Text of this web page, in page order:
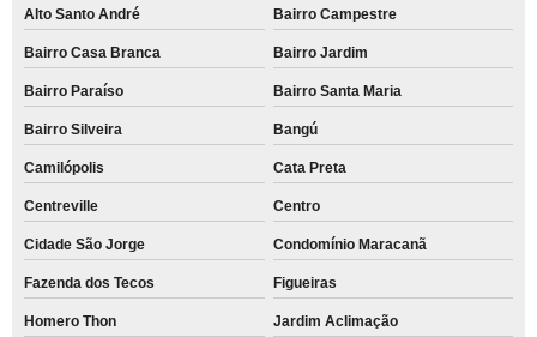
Alto Santo André Bairro Campestre
Bairro Casa Branca Bairro Jardim
Bairro Paraíso Bairro Santa Maria
Bairro Silveira Bangú
Camilópolis Cata Preta
Centreville Centro
Cidade São Jorge Condomínio Maracanã
Fazenda dos Tecos Figueiras
Homero Thon Jardim Aclimação